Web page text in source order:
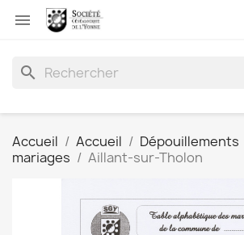

search
Accueil Accueil Dépouillements
mariages
Aillant-sur-Tholon